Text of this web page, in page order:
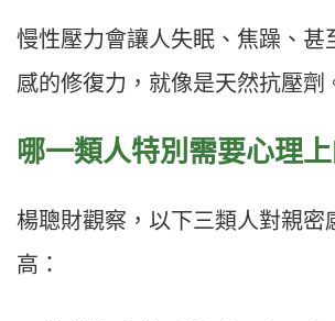
慢性壓力會讓人失眠、焦躁、甚
感的修復力，就像是天然抗壓劑
哪一類人特別需要心理
楊聰財觀察，以下三類人對親密
高：